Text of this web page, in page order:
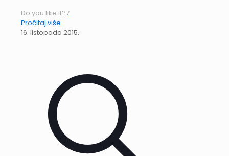
Do you like it?7
Pročitaj više
16. listopada 2015.